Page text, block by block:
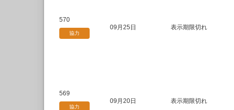
570
協力
09月25日 表示期限切れ
569
協力
09月20日 表示期限切れ